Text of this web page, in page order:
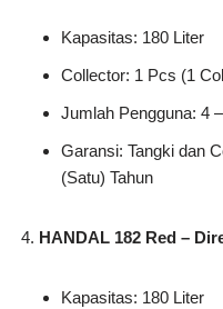
Kapasitas: 180 Liter
Collector: 1 Pcs (1
Jumlah Pengguna: 4
Garansi: Tangki dan
(Satu) Tahun
HANDAL 182 Red –
Kapasitas: 180 Liter